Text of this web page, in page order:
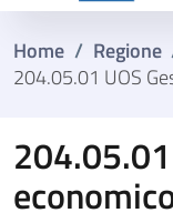
Home / Regione
204.05.01 UOS